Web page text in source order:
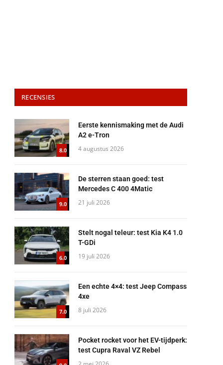
RECENSIES
8.0
Eerste kennismaking met de Audi
A2 e-Tron
4 augustus 2026
9.0
De sterren staan goed: test
Mercedes C 400 4Matic
21 juli 2026
6.0
Stelt nogal teleur: test Kia K4 1.0
T-GDi
19 juli 2026
7.0
Een echte 4×4: test Jeep Compass
4xe
8 juli 2026
Pocket rocket voor het EV-tijdperk:
test Cupra Raval VZ Rebel